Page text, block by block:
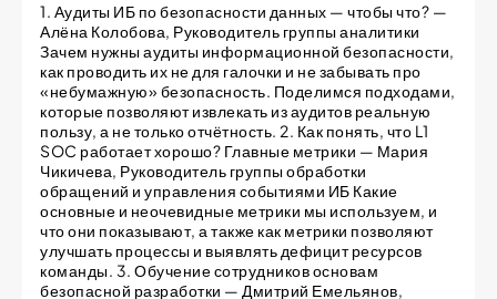
1. Аудиты ИБ по безопасности данных — чтобы что? —
Алёна Колобова, Руководитель группы аналитики
Зачем нужны аудиты информационной безопасности,
как проводить их не для галочки и не забывать про
«небумажную» безопасность. Поделимся подходами,
которые позволяют извлекать из аудитов реальную
пользу, а не только отчётность. 2. Как понять, что L1
SOC работает хорошо? Главные метрики — Мария
Чикичева, Руководитель группы обработки
обращений и управления событиями ИБ Какие
основные и неочевидные метрики мы используем, и
что они показывают, а также как метрики позволяют
улучшать процессы и выявлять дефицит ресурсов
команды. 3. Обучение сотрудников основам
безопасной разработки — Дмитрий Емельянов,